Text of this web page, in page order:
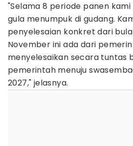
"Selama 8 periode panen
gula menumpuk di gudang.
penyelesaian konkret dari
November ini ada dari
menyelesaikan secara tuntas
pemerintah menuju
2027," jelasnya.